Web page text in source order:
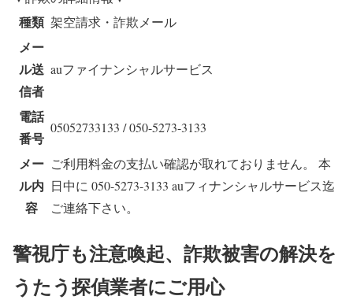
種類 架空請求・詐欺メール
メー
ル送
信者
auファイナンシャルサービス
電話
番号
05052733133 / 050-5273-3133
メー
ル内
容
ご利用料金の支払い確認が取れておりません。 本
日中に 050-5273-3133 auフィナンシャルサービス迄
ご連絡下さい。
警視庁も注意喚起、詐欺被害の解決を
うたう探偵業者にご用心